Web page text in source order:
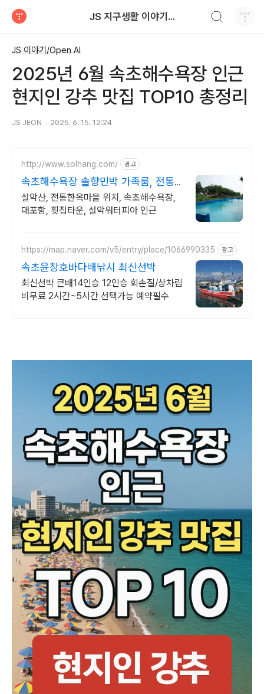
JS 지구생활 이야기...
JS 이야기/Open AI
2025년 6월 속초해수욕장 인근
현지인 강추 맛집 TOP10 총정리
JS JEON 2025. 6. 15. 12:24
http://www.solhang.com/ 광고
속초해수욕장 솔향민박 가족룸, 전통한
옥
설악산, 전통한옥마을 위치, 속초해수욕장,
대포항, 횟집타운, 설악워터피아 인근
https://map.naver.com/v5/entry/place/1066990335 광고
속초윤창호바다배낚시 최신선박
최신선박 큰배14인승 12인승 회손질/상차림
비무료 2시간~5시간 선택가능 예약필수